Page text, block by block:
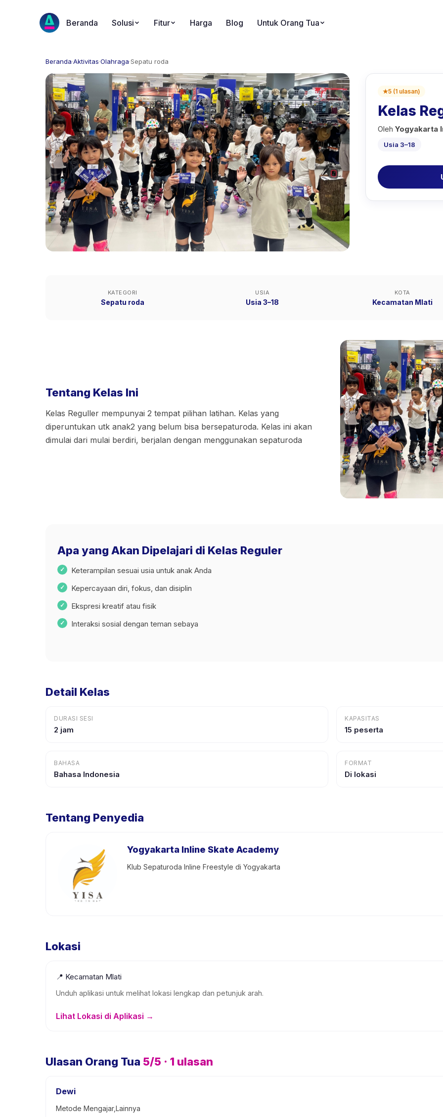
Beranda Solusi Fitur Harga Blog Untuk Orang Tua
Beranda·Aktivitas·Olahraga·Sepatu roda
★5 (1 ulasan)
Kelas
Oleh Yogyakarta
Usia 3–18
KATEGORI
Sepatu roda
USIA
Usia 3–18
KOTA
Kecamatan Mlati
Tentang Kelas Ini
Kelas Reguller mempunyai 2 tempat pilihan latihan. Kelas yang
diperuntukan utk anak2 yang belum bisa bersepaturoda. Kelas ini akan
dimulai dari mulai berdiri, berjalan dengan menggunakan sepaturoda
Apa yang Akan Dipelajari di Kelas Reguler
Keterampilan sesuai usia untuk anak Anda
Kepercayaan diri, fokus, dan disiplin
Ekspresi kreatif atau fisik
Interaksi sosial dengan teman sebaya
Detail Kelas
DURASI SESI
2 jam
KAPASITAS
15 peserta
BAHASA
Bahasa Indonesia
FORMAT
Di lokasi
Tentang Penyedia
Yogyakarta Inline Skate Academy
Klub Sepaturoda Inline Freestyle di Yogyakarta
Lokasi
📍 Kecamatan Mlati
Unduh aplikasi untuk melihat lokasi lengkap dan petunjuk arah.
Lihat Lokasi di Aplikasi →
Ulasan Orang Tua 5/5 · 1 ulasan
Dewi
Metode Mengajar,Lainnya